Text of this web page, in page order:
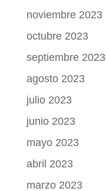
noviembre 2023
octubre 2023
septiembre 2023
agosto 2023
julio 2023
junio 2023
mayo 2023
abril 2023
marzo 2023